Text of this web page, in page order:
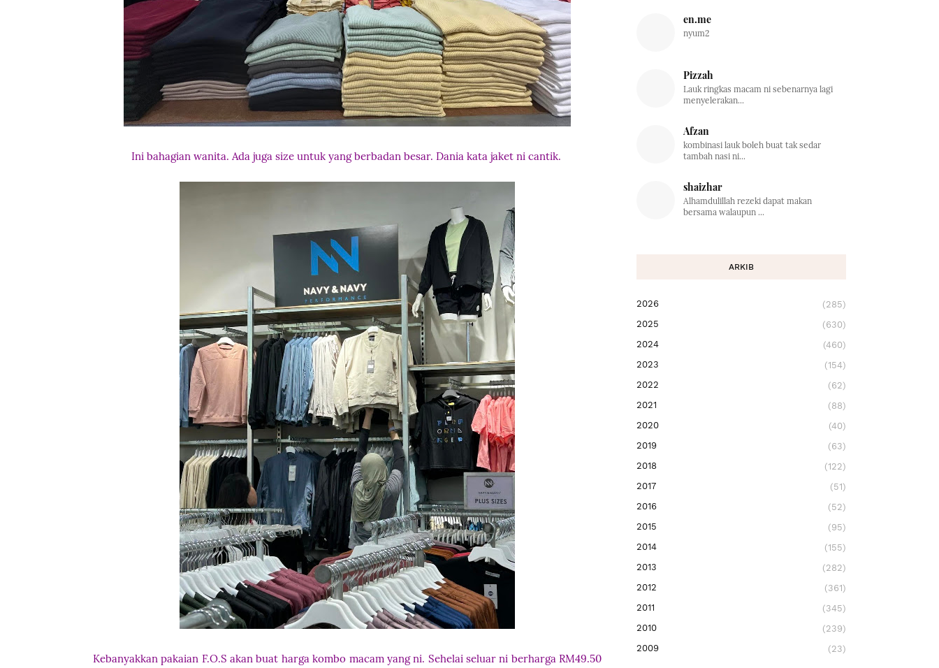
Ini bahagian wanita. Ada juga size untuk yang berbadan besar. Dania kata jaket ni cantik.
Kebanyakkan pakaian F.O.S akan buat harga kombo macam yang ni. Sehelai seluar ni berharga RM49.50
en.me
nyum2
Pizzah
Lauk ringkas macam ni sebenarnya lagi
menyelerakan...
Afzan
kombinasi lauk boleh buat tak sedar
tambah nasi ni...
shaizhar
Alhamdulillah rezeki dapat makan
bersama walaupun ...
ARKIB
2026
(285)
2025
(630)
2024
(460)
2023
(154)
2022
(62)
2021
(88)
2020
(40)
2019
(63)
2018
(122)
2017
(51)
2016
(52)
2015
(95)
2014
(155)
2013
(282)
2012
(361)
2011
(345)
2010
(239)
2009
(23)